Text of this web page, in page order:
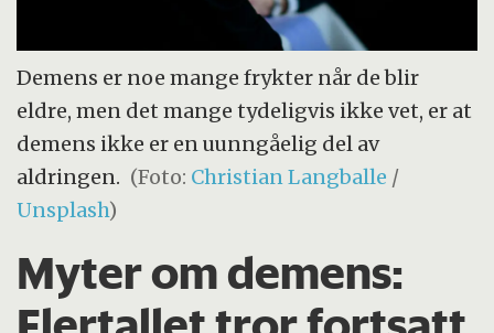
Demens er noe mange frykter når de blir
eldre, men det mange tydeligvis ikke vet, er at
demens ikke er en uunngåelig del av
aldringen. (Foto: Christian Langballe /
Unsplash)
Myter om demens: